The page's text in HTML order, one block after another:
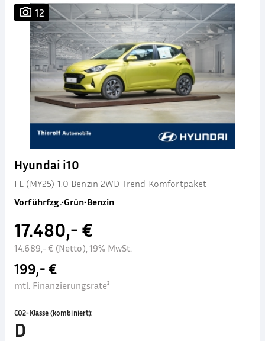
12
Hyundai i10
FL (MY25) 1.0 Benzin 2WD Trend Komfortpaket
Vorführfzg.•Grün•Benzin
17.480,- €
14.689,- € (Netto), 19% MwSt.
199,- €
mtl. Finanzierungsrate²
CO2-Klasse (kombiniert):
D